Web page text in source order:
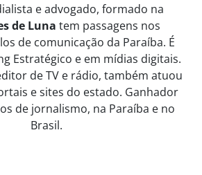
e advogado, formado na
de Luna tem passagens nos
de comunicação da Paraíba. É
Estratégico e em mídias digitais.
de TV e rádio, também atuou
e sites do estado. Ganhador
de jornalismo, na Paraíba e no
Brasil.